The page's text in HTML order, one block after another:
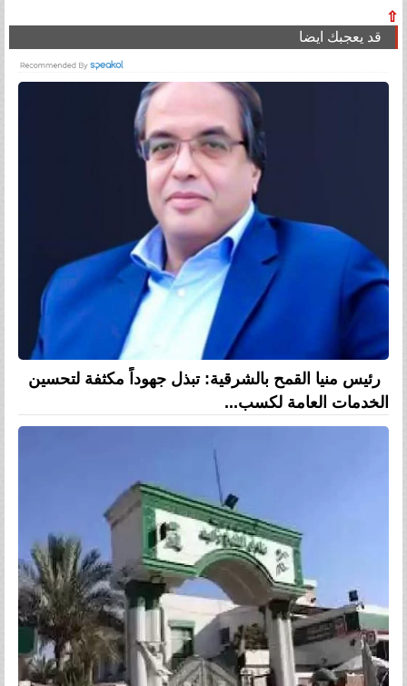
⇧
قد يعجبك ايضا
رئيس منيا القمح بالشرقية: تبذل جهوداً مكثفة لتحسين
الخدمات العامة لكسب...